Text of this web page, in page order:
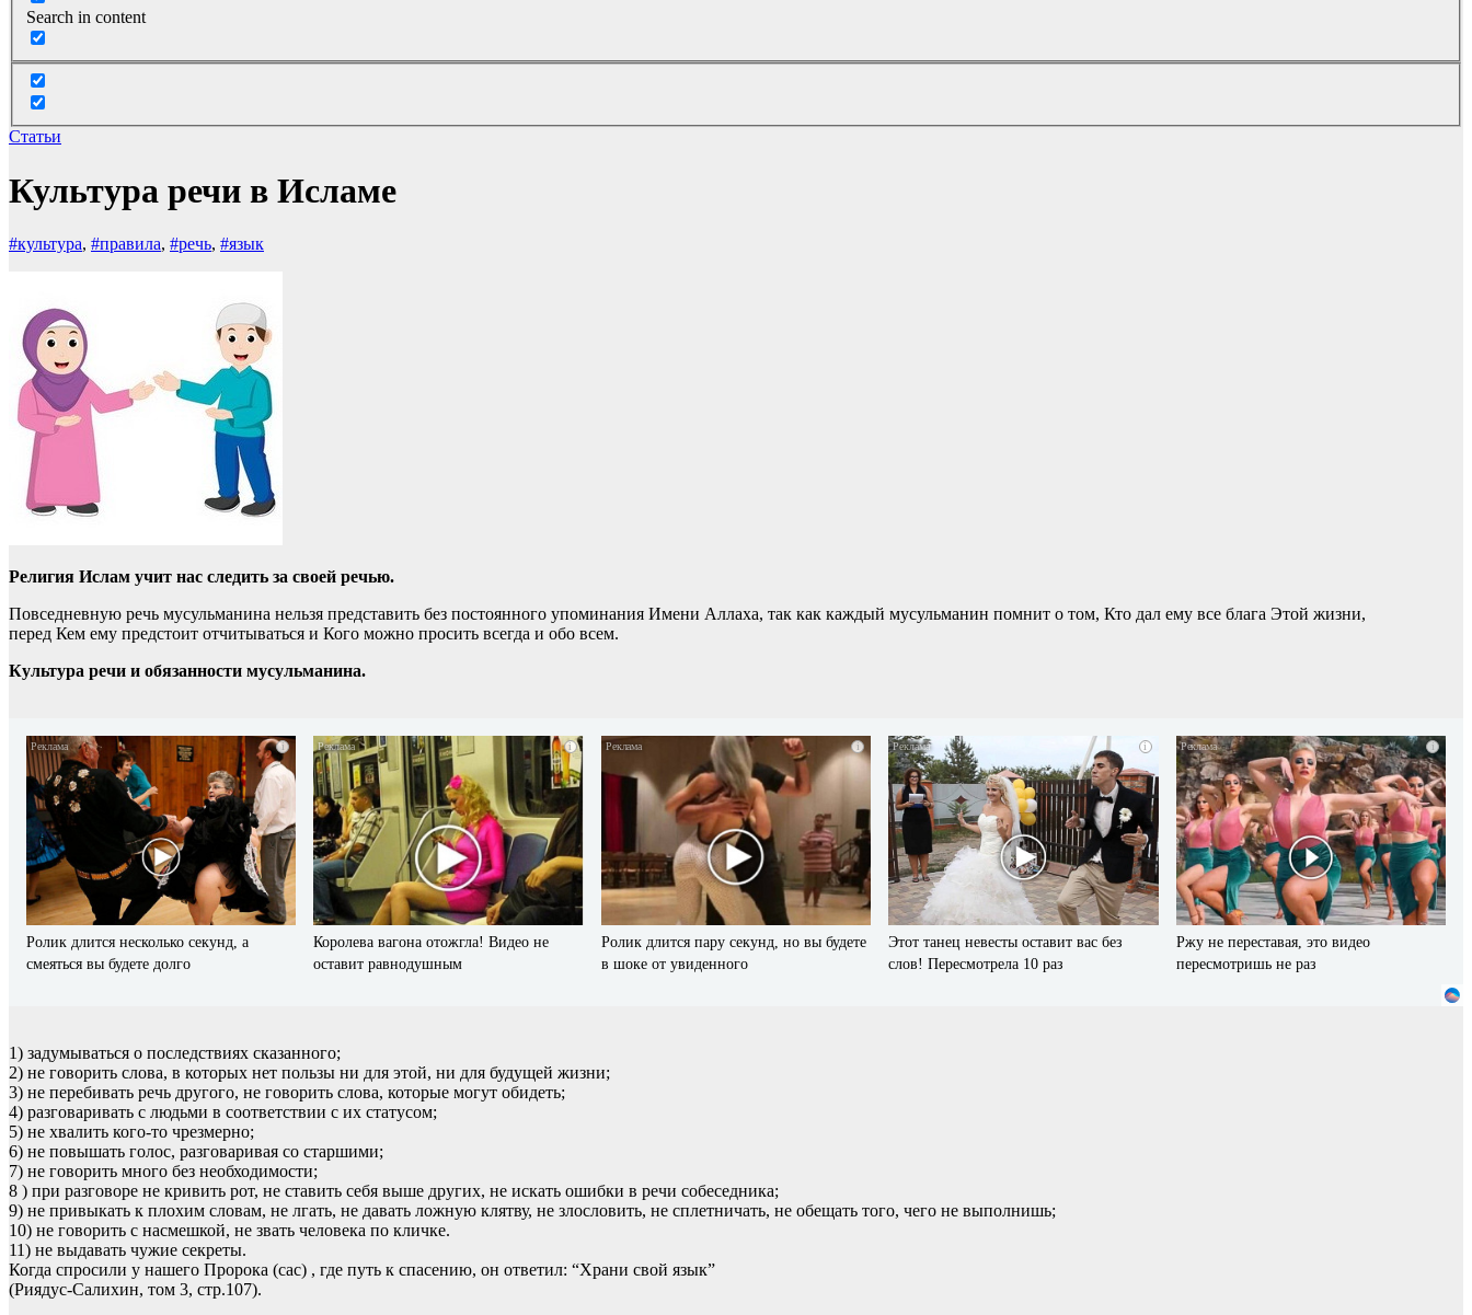
Search in content
Статьи
Культура речи в Исламе
#культура, #правила, #речь, #язык
Религия Ислам учит нас следить за своей речью.
Повседневную речь мусульманина нельзя представить без постоянного упоминания Имени Аллаха, так как каждый мусульманин помнит о том, Кто дал ему все блага Этой жизни,
перед Кем ему предстоит отчитываться и Кого можно просить всегда и обо всем.
Культура речи и обязанности мусульманина.
i
Ролик длится несколько секунд, а
смеяться вы будете долго
i
Королева вагона отожгла! Видео не
оставит равнодушным
i
Ролик длится пару секунд, но вы будете
в шоке от увиденного
i
Этот танец невесты оставит вас без
слов! Пересмотрела 10 раз
i
Ржу не переставая, это видео
пересмотришь не раз
1) задумываться о последствиях сказанного;
2) не говорить слова, в которых нет пользы ни для этой, ни для будущей жизни;
3) не перебивать речь другого, не говорить слова, которые могут обидеть;
4) разговаривать с людьми в соответствии с их статусом;
5) не хвалить кого-то чрезмерно;
6) не повышать голос, разговаривая со старшими;
7) не говорить много без необходимости;
8 ) при разговоре не кривить рот, не ставить себя выше других, не искать ошибки в речи собеседника;
9) не привыкать к плохим словам, не лгать, не давать ложную клятву, не злословить, не сплетничать, не обещать того, чего не выполнишь;
10) не говорить с насмешкой, не звать человека по кличке.
11) не выдавать чужие секреты.
Когда спросили у нашего Пророка (сас) , где путь к спасению, он ответил: “Храни свой язык”
(Риядус-Салихин, том 3, стр.107).